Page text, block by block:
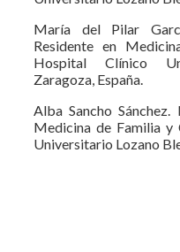
María del Pilar
Residente en
Hospital Clínico
Zaragoza, España.
Alba Sancho
Medicina de Familia y
Universitario Lozano